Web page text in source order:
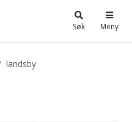
Søk Meny
landsby